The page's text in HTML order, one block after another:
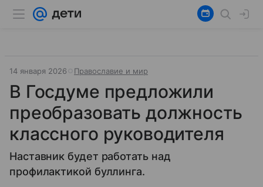
14 января 2026 Православие и мир
В Госдуме предложили
преобразовать должность
классного руководителя
Наставник будет работать над
профилактикой буллинга.